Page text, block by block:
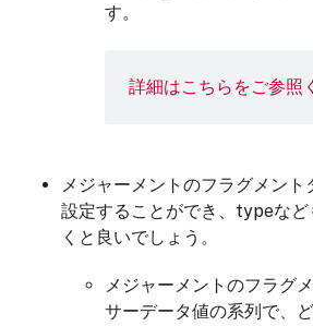
す。
詳細はこちら をご参照
メジャーメントのフラグメン
設定することができ、typeなど
くと良いでしょう。
メジャーメントのフラグ
サーデータ値の系列で、